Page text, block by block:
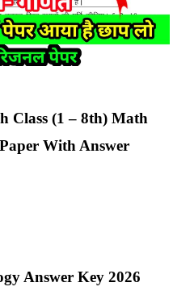
Class (1 – 8th) Math
With Answer
Answer Key 2026